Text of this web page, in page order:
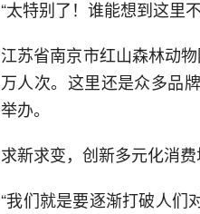
“太特别了！谁能想到这里
江苏省南京市红山森林动
万人次。这里还是众多品
举办。
求新求变，创新多元化消费
“我们就是要逐渐打破人们